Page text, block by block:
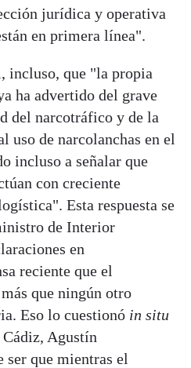
jurídica y operativa
en primera línea".
incluso, que "la propia
ha advertido del grave
del narcotráfico y de la
uso de narcolanchas en el
incluso a señalar que
con creciente
Esta respuesta se
de Interior
en
reciente que el
que ningún otro
Eso lo cuestionó in situ
Agustín
ser que mientras el